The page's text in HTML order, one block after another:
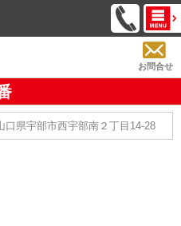
お問合せ
口県宇部市西宇部南２丁目14-28